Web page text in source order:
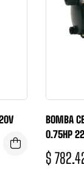
BOMBA
0.75HP
$